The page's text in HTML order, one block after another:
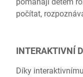
počítat,
INTERAKTIVNÍ
Díky